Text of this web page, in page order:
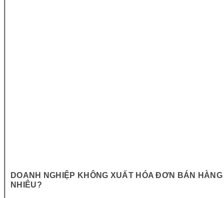
DOANH NGHIỆP KHÔNG XUẤT HÓA ĐƠN BÁN
NHIÊU?